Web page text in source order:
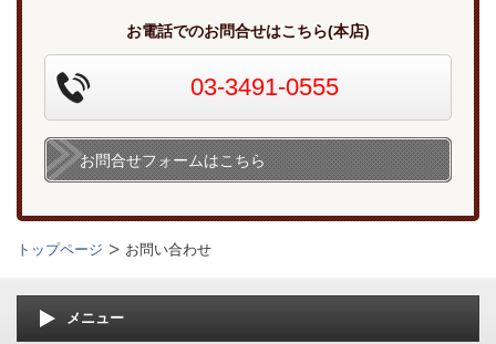
お電話でのお問合せはこちら(本店)
03-3491-0555
お問合せフォームはこちら
トップページ お問い合わせ
メニュー